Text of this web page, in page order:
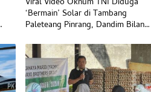
Viral Video Oknum TNI Diduga
‘Bermain’ Solar di Tambang
Paleteang Pinrang, Dandim Bilang